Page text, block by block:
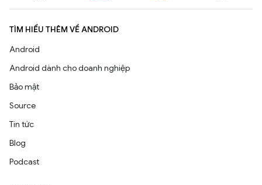
TÌM HIỂU THÊM VỀ ANDROID
Android
Android dành cho doanh nghiệp
Bảo mật
Source
Tin tức
Blog
Podcast